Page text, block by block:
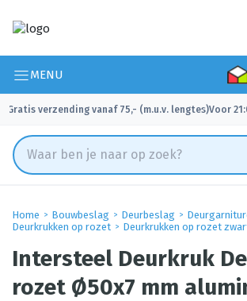
MENU
Gratis verzending vanaf 75,- (m.u.v. lengtes)
✓ Voor
Home Bouwbeslag Deurbeslag
Deurkrukken op rozet
Deurkrukken op rozet
Intersteel Deurkruk
rozet Ø50x7 mm